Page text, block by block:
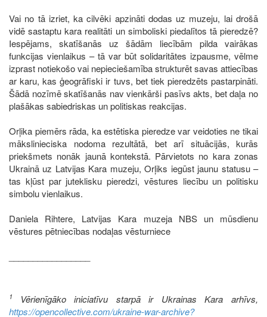
Vai no tā izriet, ka cilvēki apzināti dodas uz muzeju, lai drošā
vidē sastaptu kara realitāti un simboliski piedalītos tā pieredzē?
Iespējams, skatīšanās uz šādām liecībām pilda vairākas
funkcijas vienlaikus – tā var būt solidaritātes izpausme, vēlme
izprast notiekošo vai nepieciešamība strukturēt savas attiecības
ar karu, kas ģeogrāfiski ir tuvs, bet tiek pieredzēts pastarpināti.
Šādā nozīmē skatīšanās nav vienkārši pasīvs akts, bet daļa no
plašākas sabiedriskas un politiskas reakcijas.
Orļika piemērs rāda, ka estētiska pieredze var veidoties ne tikai
mākslinieciska nodoma rezultātā, bet arī situācijās, kurās
priekšmets nonāk jaunā kontekstā. Pārvietots no kara zonas
Ukrainā uz Latvijas Kara muzeju, Orļiks iegūst jaunu statusu –
tas kļūst par juteklisku pieredzi, vēstures liecību un politisku
simbolu vienlaikus.
Daniela Rihtere, Latvijas Kara muzeja NBS un mūsdienu
vēstures pētniecības nodaļas vēsturniece
1
Vērienīgāko iniciatīvu starpā ir Ukrainas Kara arhīvs,
https://opencollective.com/ukraine-war-archive?